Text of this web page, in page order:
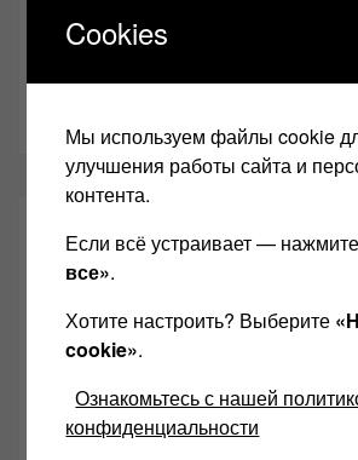
anl555@bk.ru
СОЦИАЛЬНЫЕ СЕТИ:
Звукомания сайт оф.группа
Винтажная Hi-Fi и High-End техника
Контакт
Одноклассники
Cookies
Мы используем файлы cookie
улучшения работы сайта и
контента.
Если всё устраивает — нажмите
все».
Хотите настроить? Выберите
cookie».
Ознакомьтесь с нашей
конфиденциальности